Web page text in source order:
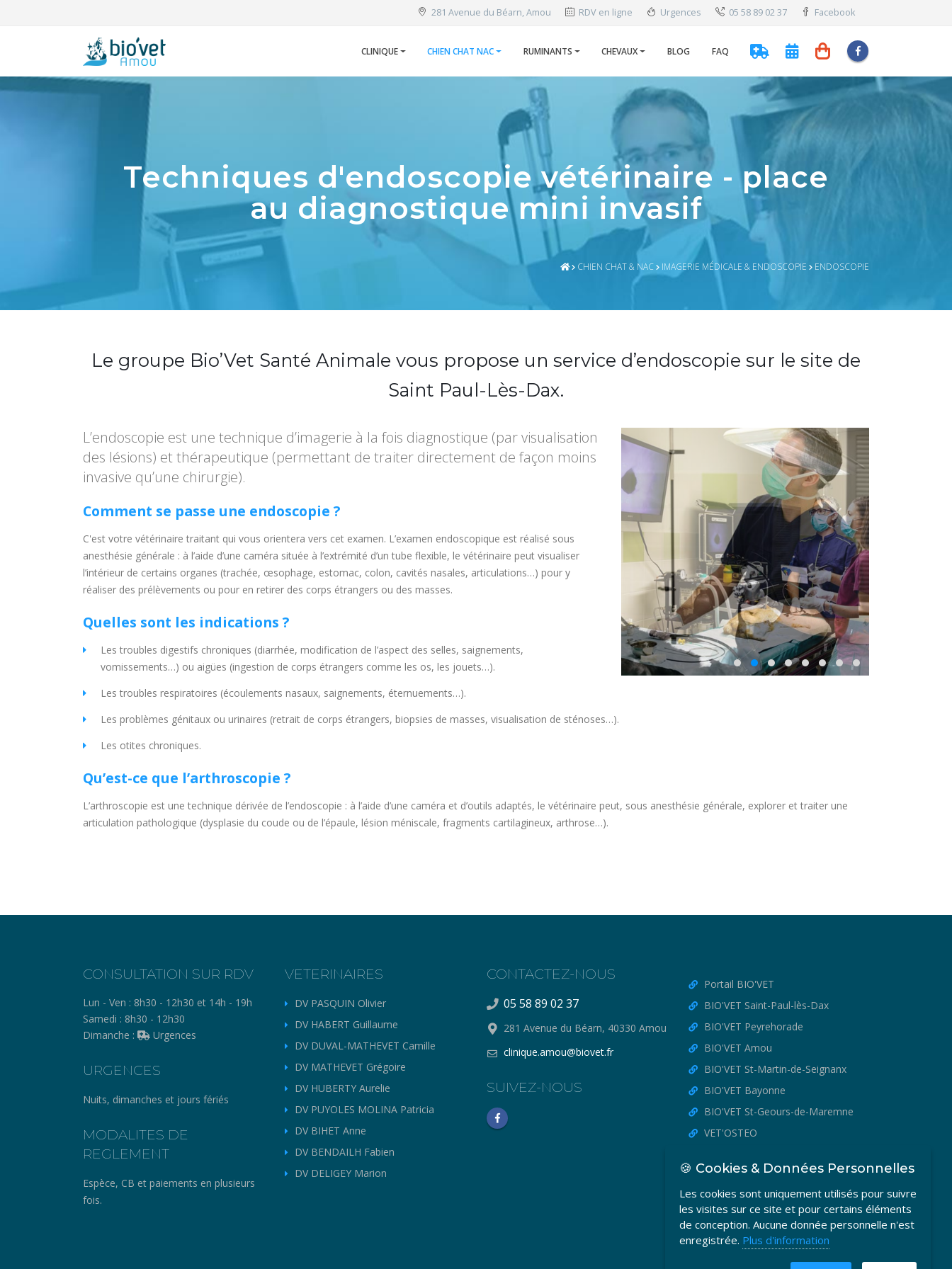
281 Avenue du Béarn, Amou RDV en ligne Urgences 05 58 89 02 37 Facebook
CLINIQUE CHIEN CHAT NAC RUMINANTS CHEVAUX BLOG FAQ
Techniques d'endoscopie vétérinaire - place
au diagnostique mini invasif
CHIEN CHAT & NAC IMAGERIE MÉDICALE & ENDOSCOPIE ENDOSCOPIE
Le groupe Bio’Vet Santé Animale vous propose un service d’endoscopie sur le site de
Saint Paul-Lès-Dax.
L’endoscopie est une technique d’imagerie à la fois diagnostique (par visualisation
des lésions) et thérapeutique (permettant de traiter directement de façon moins
invasive qu’une chirurgie).
Comment se passe une endoscopie ?
C'est votre vétérinaire traitant qui vous orientera vers cet examen. L’examen endoscopique est réalisé sous
anesthésie générale : à l’aide d’une caméra située à l’extrémité d’un tube flexible, le vétérinaire peut visualiser
l’intérieur de certains organes (trachée, œsophage, estomac, colon, cavités nasales, articulations…) pour y
réaliser des prélèvements ou pour en retirer des corps étrangers ou des masses.
Quelles sont les indications ?
Les troubles digestifs chroniques (diarrhée, modification de l’aspect des selles, saignements,
vomissements…) ou aigües (ingestion de corps étrangers comme les os, les jouets…).
Les troubles respiratoires (écoulements nasaux, saignements, éternuements…).
Les problèmes génitaux ou urinaires (retrait de corps étrangers, biopsies de masses, visualisation de sténoses…).
Les otites chroniques.
Qu’est-ce que l’arthroscopie ?
L’arthroscopie est une technique dérivée de l’endoscopie : à l’aide d’une caméra et d’outils adaptés, le vétérinaire peut, sous anesthésie générale, explorer et traiter une
articulation pathologique (dysplasie du coude ou de l’épaule, lésion méniscale, fragments cartilagineux, arthrose…).
CONSULTATION SUR RDV
Lun - Ven : 8h30 - 12h30 et 14h - 19h
Samedi : 8h30 - 12h30
Dimanche :
Urgences
URGENCES
Nuits, dimanches et jours fériés
MODALITES DE
REGLEMENT
Espèce, CB et paiements en plusieurs
fois.
VETERINAIRES
DV PASQUIN Olivier
DV HABERT Guillaume
DV DUVAL-MATHEVET Camille
DV MATHEVET Grégoire
DV HUBERTY Aurelie
DV PUYOLES MOLINA Patricia
DV BIHET Anne
DV BENDAILH Fabien
DV DELIGEY Marion
CONTACTEZ-NOUS
05 58 89 02 37
281 Avenue du Béarn, 40330 Amou
clinique.amou@biovet.fr
SUIVEZ-NOUS
Portail BIO'VET
BIO'VET Saint-Paul-lès-Dax
BIO'VET Peyrehorade
BIO'VET Amou
BIO'VET St-Martin-de-Seignanx
BIO'VET Bayonne
BIO'VET St-Geours-de-Maremne
VET'OSTEO
🍪 Cookies & Données Personnelles
Les cookies sont uniquement utilisés pour suivre
les visites sur ce site et pour certains éléments
de conception. Aucune donnée personnelle n'est
enregistrée. Plus d'information